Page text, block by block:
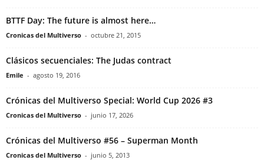
BTTF Day: The future is almost here…
Cronicas del Multiverso - octubre 21, 2015
Clásicos secuenciales: The Judas contract
Emile - agosto 19, 2016
Crónicas del Multiverso Special: World Cup 2026 #3
Cronicas del Multiverso - junio 17, 2026
Crónicas del Multiverso #56 – Superman Month
Cronicas del Multiverso - junio 5, 2013